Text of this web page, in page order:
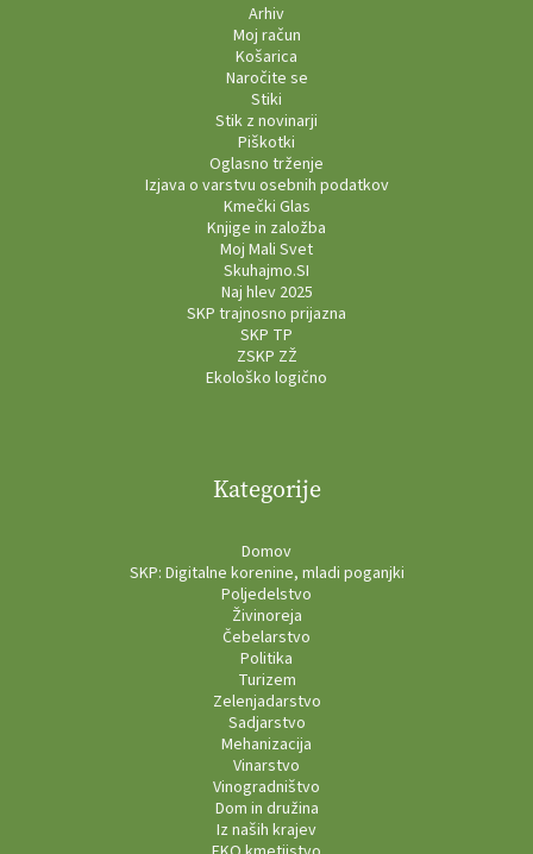
Arhiv
Moj račun
Košarica
Naročite se
Stiki
Stik z novinarji
Piškotki
Oglasno trženje
Izjava o varstvu osebnih podatkov
Kmečki Glas
Knjige in založba
Moj Mali Svet
Skuhajmo.SI
Naj hlev 2025
SKP trajnosno prijazna
SKP TP
ZSKP ZŽ
Ekološko logično
Kategorije
Domov
SKP: Digitalne korenine, mladi poganjki
Poljedelstvo
Živinoreja
Čebelarstvo
Politika
Turizem
Zelenjadarstvo
Sadjarstvo
Mehanizacija
Vinarstvo
Vinogradništvo
Dom in družina
Iz naših krajev